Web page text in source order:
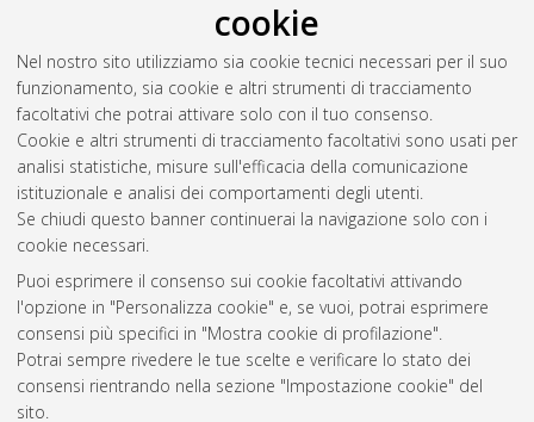
cookie
Nel nostro sito utilizziamo sia cookie tecnici necessari per il suo
funzionamento, sia cookie e altri strumenti di tracciamento
facoltativi che potrai attivare solo con il tuo consenso.
Cookie e altri strumenti di tracciamento facoltativi sono usati per
analisi statistiche, misure sull'efficacia della comunicazione
istituzionale e analisi dei comportamenti degli utenti.
Se chiudi questo banner continuerai la navigazione solo con i
cookie necessari.
Puoi esprimere il consenso sui cookie facoltativi attivando
l'opzione in "Personalizza cookie" e, se vuoi, potrai esprimere
consensi più specifici in "Mostra cookie di profilazione".
Potrai sempre rivedere le tue scelte e verificare lo stato dei
consensi rientrando nella sezione "Impostazione cookie" del
sito.
Abstract
Altri metadati
Gestione del documento:
Atom
Rss 1.0
Rss 2.0